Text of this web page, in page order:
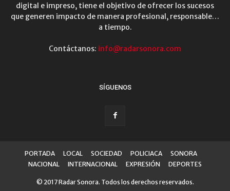
digital e impreso, tiene el objetivo de ofrecer los sucesos
que generen impacto de manera profesional, responsable…
a tiempo.
Contáctanos: info@radarsonora.com
SÍGUENOS
PORTADA LOCAL SOCIEDAD POLICIACA
SONORA
NACIONAL
INTERNACIONAL EXPRESIÓN DEPORTES
© 2017 Radar Sonora. Todos los derechos reservados.